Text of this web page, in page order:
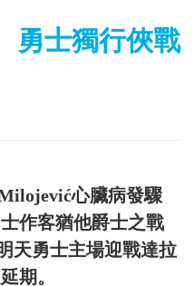
勇士獨行俠戰
心臟病發驟
作客猶他爵士之戰
天勇士主場迎戰達拉
期。